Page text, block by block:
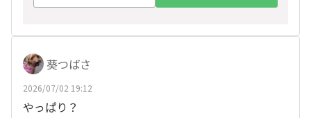
葵つばさ
2026/07/02 19:12
やっぱり？